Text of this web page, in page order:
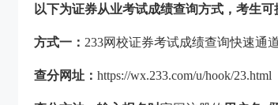
以下为证券从业考试成绩查询方式，考生可
方式一： 233网校证券考试成绩查询快速通
查分网址： https://wx.233.com/u/hook/23.html